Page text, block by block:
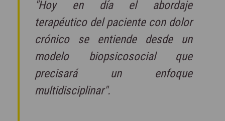
"Hoy en día el abordaje
terapéutico del paciente con dolor
crónico se entiende desde un
modelo biopsicosocial que
precisará un enfoque
multidisciplinar".